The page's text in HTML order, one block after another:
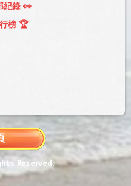
紀錄 👀
榜 🏆
Reserved.